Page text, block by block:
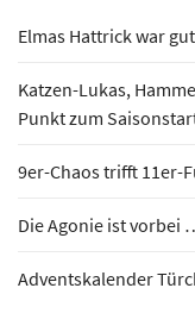
Elmas Hattrick war
Katzen-Lukas,
Punkt zum
9er-Chaos trifft 11er-
Die Agonie ist vorbei
Adventskalender